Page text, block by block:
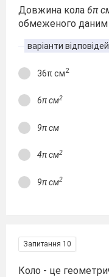
Довжина кола 6π
обмеженого даним
варіанти відповідей
36π см2
6π см2
9π см
4π см2
9π см2
Запитання 10
Коло - це